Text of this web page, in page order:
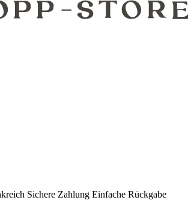
Sichere Zahlung Einfache Rückgabe